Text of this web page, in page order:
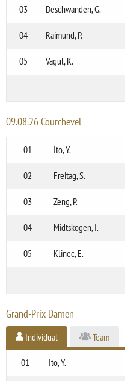
03 Deschwanden, G.
04 Raimund, P.
05 Vagul, K.
09.08.26 Courchevel
01
Ito, Y.
02 Freitag, S.
03 Zeng, P.
04 Midtskogen, I.
05 Klinec, E.
Grand-Prix Damen
Individual Team
01 Ito, Y.